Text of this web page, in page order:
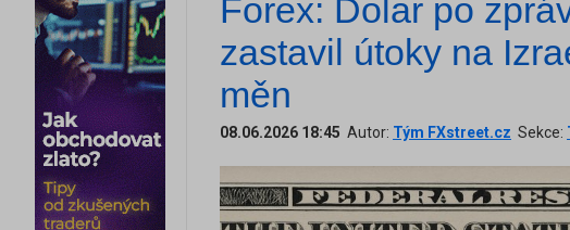
Forex: Dolar po
zastavil útoky na
měn
08.06.2026 18:45 Autor: Tým FXstreet.cz Sekce: